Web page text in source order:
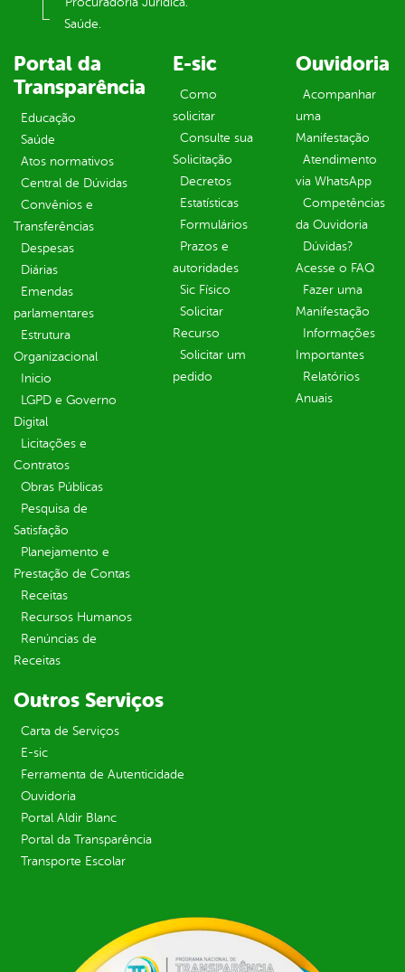
Saúde.
Portal da
Transparência
Educação
Saúde
Atos normativos
Central de Dúvidas
Convênios e
Transferências
Despesas
Diárias
Emendas
parlamentares
Estrutura
Organizacional
Inicio
LGPD e Governo
Digital
Licitações e
Contratos
Obras Públicas
Pesquisa de
Satisfação
Planejamento e
Prestação de Contas
Receitas
Recursos Humanos
Renúncias de
Receitas
E-sic
Como
solicitar
Consulte sua
Solicitação
Decretos
Estatísticas
Formulários
Prazos e
autoridades
Sic Físico
Solicitar
Recurso
Solicitar um
pedido
Ouvidoria
Acompanhar
uma
Manifestação
Atendimento
via WhatsApp
Competências
da Ouvidoria
Dúvidas?
Acesse o FAQ
Fazer uma
Manifestação
Informações
Importantes
Relatórios
Anuais
Outros Serviços
Carta de Serviços
E-sic
Ferramenta de Autenticidade
Ouvidoria
Portal Aldir Blanc
Portal da Transparência
Transporte Escolar